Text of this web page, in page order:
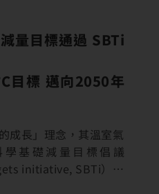
量目標通過 SBTi
目標 邁向2050年
成長」理念，其溫室氣
基礎減量目標倡議
initiative, SBTi）審